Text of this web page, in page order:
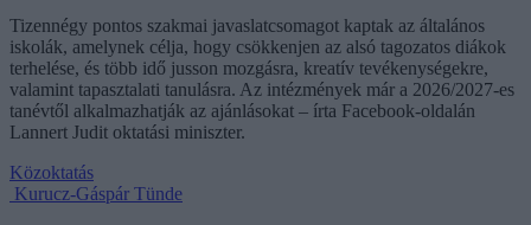
Tizennégy pontos szakmai javaslatcsomagot kaptak az általános
iskolák, amelynek célja, hogy csökkenjen az alsó tagozatos diákok
terhelése, és több idő jusson mozgásra, kreatív tevékenységekre,
valamint tapasztalati tanulásra. Az intézmények már a 2026/2027-es
tanévtől alkalmazhatják az ajánlásokat – írta Facebook-oldalán
Lannert Judit oktatási miniszter.
Közoktatás
Kurucz-Gáspár Tünde